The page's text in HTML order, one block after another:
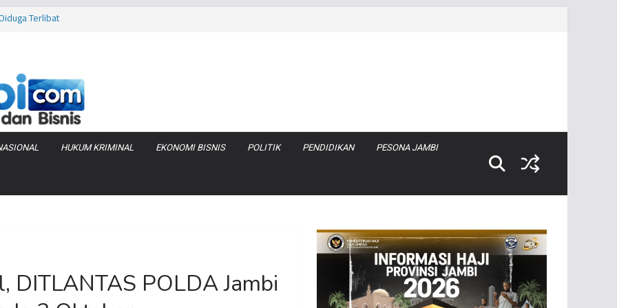
Terlibat
Jadi Rp
Zenix di
HUKUM KRIMINAL EKONOMI BISNIS POLITIK PENDIDIKAN PESONA JAMBI
DITLANTAS POLDA Jambi